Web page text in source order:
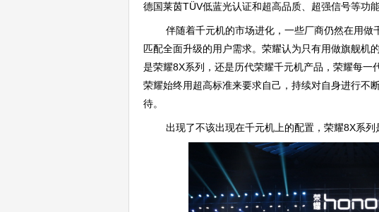
德国莱茵TÜV低蓝光认证和超高品质、超强信号等功
伴随着千元机的市场进化，一些厂商仍然在用
匹配全面升级的用户需求。荣耀认为只有用做旗舰机
是荣耀8X系列，还是历代荣耀千元机产品，荣耀每
荣耀始终用超高标准来要求自己，持续对自身进行不
待。
出现了不该出现在千元机上的配置，荣耀8X系